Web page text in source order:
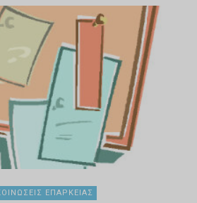
ΕΠΆΡΚΕΙΑΣ